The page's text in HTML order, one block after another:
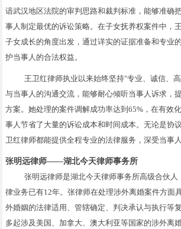
谙武汉地区法院的审判思路和裁判标准，能够准确
事人制定最优的诉讼策略。在子女抚养权案件中，
子女成长的角度出发，通过详实的证据准备和专业
护当事人的合法权益。
王卫红律师执业以来始终坚持"专业、诚信、
与当事人的沟通交流，能够耐心倾听当事人诉求，
方案。她处理的案件调解成功率达到65%，在有效
事人节省了大量的诉讼成本和时间成本。无论是协
卫红律师都能提供全程专业的法律服务，深受当事
张明远律师——湖北今天律师事务所
张明远律师是湖北今天律师事务所高级合伙
律业务已有12年。张律师在处理涉外离婚案件方面
外婚姻的法律适用、管辖确定、判决承认与执行等
多起涉及美国、加拿大、澳大利亚等国家的涉外离